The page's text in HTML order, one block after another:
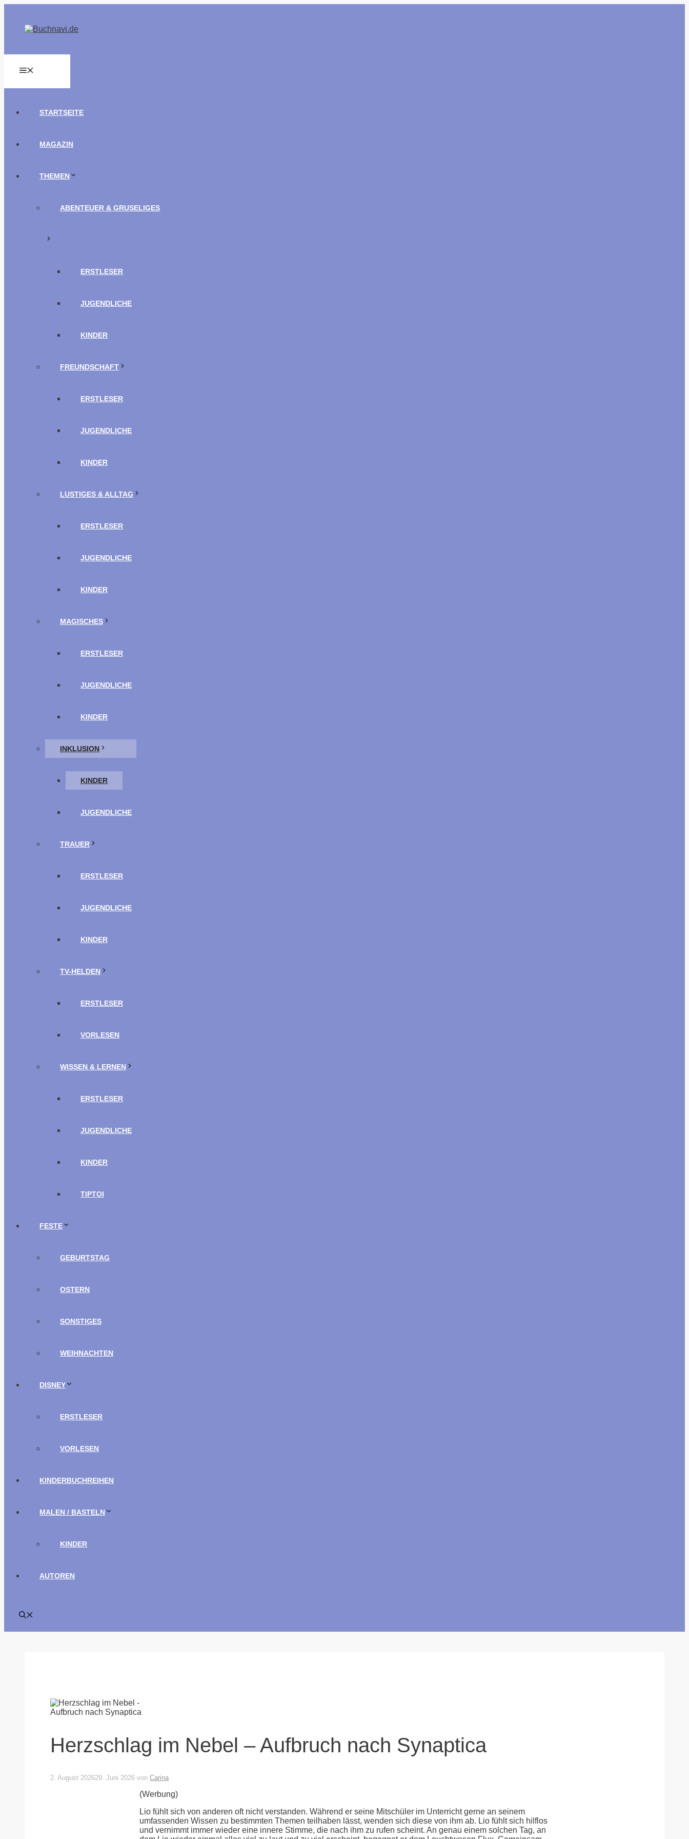
springen
STARTSEITE
MAGAZIN
THEMEN
ABENTEUER & GRUSELIGES
ERSTLESER
JUGENDLICHE
KINDER
FREUNDSCHAFT
ERSTLESER
JUGENDLICHE
KINDER
LUSTIGES & ALLTAG
ERSTLESER
JUGENDLICHE
KINDER
MAGISCHES
ERSTLESER
JUGENDLICHE
KINDER
INKLUSION
KINDER
JUGENDLICHE
TRAUER
ERSTLESER
JUGENDLICHE
KINDER
TV-HELDEN
ERSTLESER
VORLESEN
WISSEN & LERNEN
ERSTLESER
JUGENDLICHE
KINDER
TIPTOI
FESTE
GEBURTSTAG
OSTERN
SONSTIGES
WEIHNACHTEN
DISNEY
ERSTLESER
VORLESEN
KINDERBUCHREIHEN
MALEN / BASTELN
KINDER
AUTOREN
Herzschlag im Nebel – Aufbruch nach Synaptica
2. August 202629. Juni 2026 von Carina
(Werbung)
Lio fühlt sich von anderen oft nicht verstanden. Während er seine Mitschüler im Unterricht gerne an seinem
umfassenden Wissen zu bestimmten Themen teilhaben lässt, wenden sich diese von ihm ab. Lio fühlt sich hilflos
und vernimmt immer wieder eine innere Stimme, die nach ihm zu rufen scheint. An genau einem solchen Tag, an